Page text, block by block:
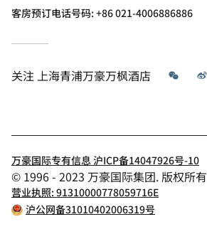
客房预订电话号码: +86 021-4006886886
关注 上海青浦万豪万枫酒店 微信
万豪国际专有信息 沪ICP备14047926号-10
© 1996 - 2023 万豪国际集团. 版权所有
营业执照: 91310000778059716E
沪公网备31010402006319号